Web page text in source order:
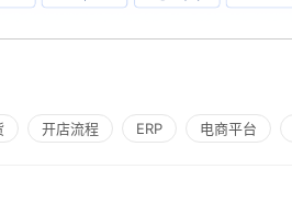
开店流程 ERP 电商平台